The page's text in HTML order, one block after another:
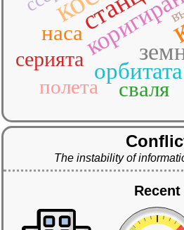
орбитата
наса
сваля
серията
полета
The instability of
Recent